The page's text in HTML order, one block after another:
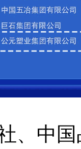
中国